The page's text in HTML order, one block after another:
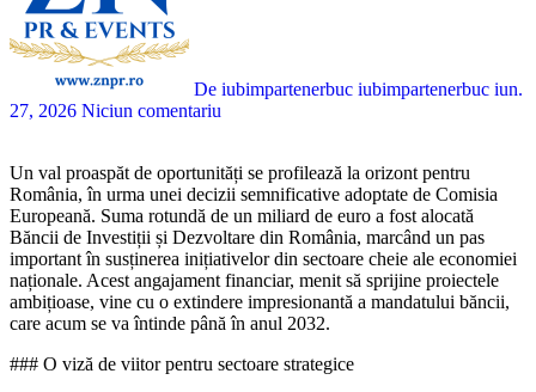
De iubimpartenerbuc iubimpartenerbuc iun.
27, 2026 Niciun comentariu
Un val proaspăt de oportunități se profilează la orizont pentru
România, în urma unei decizii semnificative adoptate de Comisia
Europeană. Suma rotundă de un miliard de euro a fost alocată
Băncii de Investiții și Dezvoltare din România, marcând un pas
important în susținerea inițiativelor din sectoare cheie ale economiei
naționale. Acest angajament financiar, menit să sprijine proiectele
ambițioase, vine cu o extindere impresionantă a mandatului băncii,
care acum se va întinde până în anul 2032.
### O viză de viitor pentru sectoare strategice